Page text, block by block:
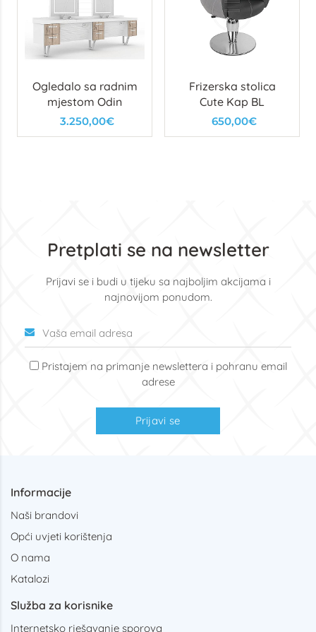
Ogledalo sa radnim
mjestom Odin
3.250,00€
Frizerska stolica
Cute Kap BL
650,00€
Pretplati se na newsletter
Prijavi se i budi u tijeku sa najboljim akcijama i
najnovijom ponudom.
Pristajem na primanje newslettera i pohranu email
adrese
Prijavi se
Informacije
Naši brandovi
Opći uvjeti korištenja
O nama
Katalozi
Služba za korisnike
Internetsko rješavanje sporova